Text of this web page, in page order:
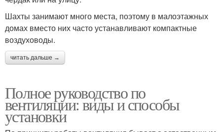
Шахты занимают много места, поэтому в малоэтажных
домах вместо них часто устанавливают компактные
воздуховоды.
читать дальше →
Полное руководство по
вентиляции: виды и способы
установки